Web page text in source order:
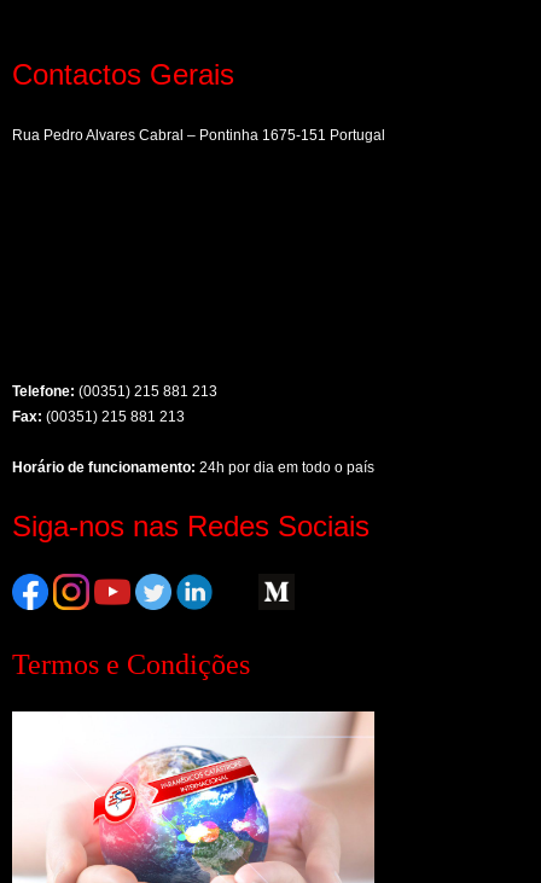
Contactos Gerais
Rua Pedro Alvares Cabral – Pontinha 1675-151 Portugal
Telefone: (00351) 215 881 213
Fax: (00351) 215 881 213
Horário de funcionamento: 24h por dia em todo o país
Siga-nos nas Redes Sociais
Termos e Condições